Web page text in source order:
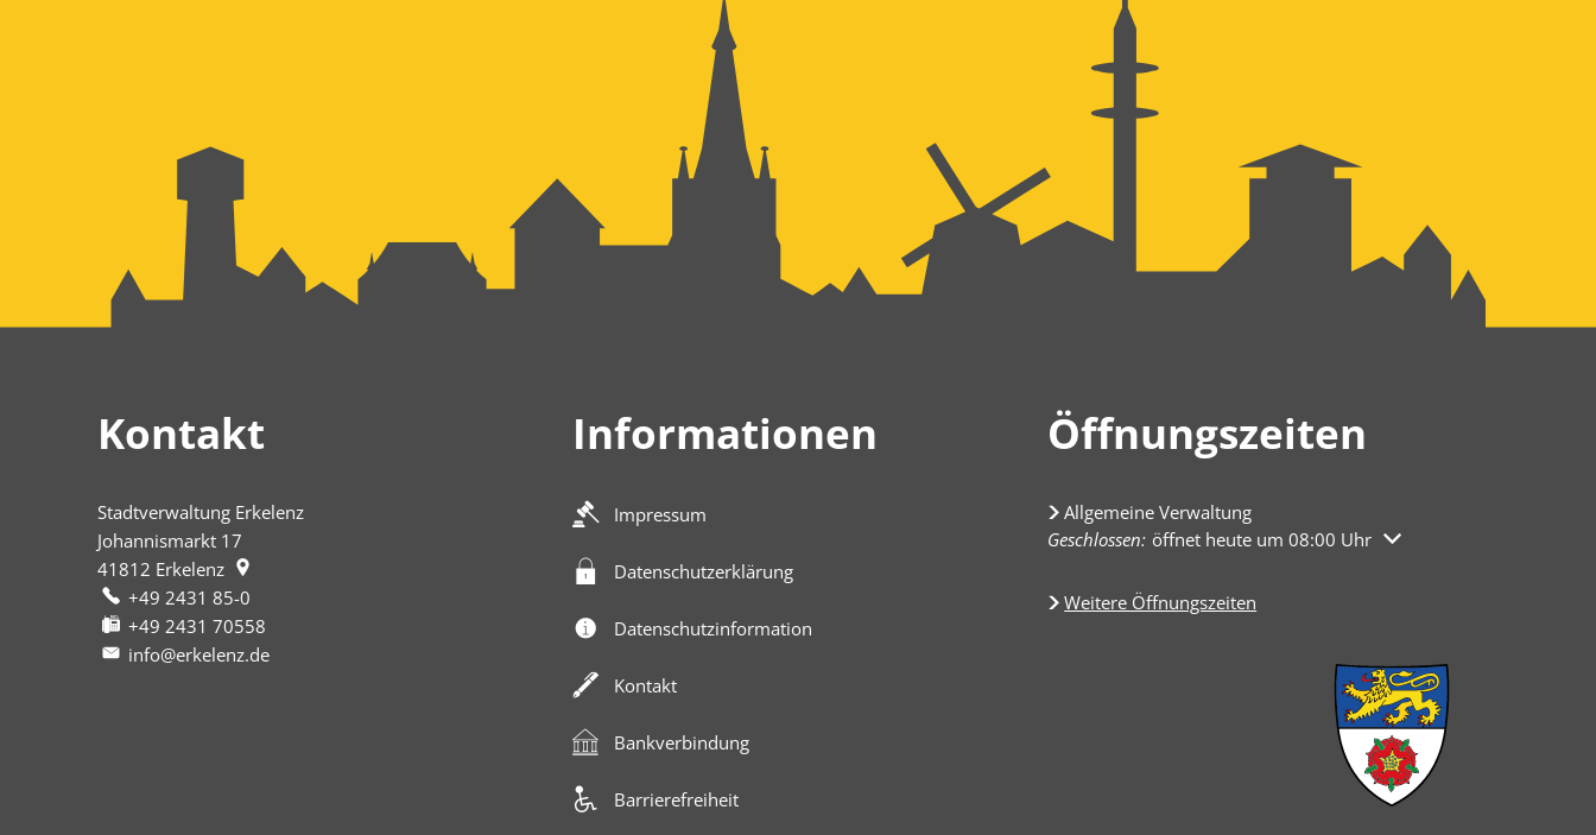
Kontakt
Stadtverwaltung Erkelenz
Johannismarkt 17
41812 Erkelenz
+49 2431 85-0
+49 2431 70558
info@erkelenz.de
Informationen
Impressum
Datenschutzerklärung
Datenschutzinformation
Kontakt
Bankverbindung
Barrierefreiheit
Öffnungszeiten
Allgemeine Verwaltung
Klicken, um weitere Öffnungs- oder Schließzeiten auszublenden
Geschlossen: öffnet heute um 08:00 Uhr
Weitere Öffnungszeiten